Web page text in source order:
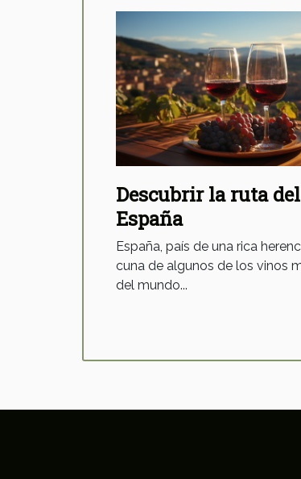
Descubrir la ruta
España
España, país de una rica
cuna de algunos de los vinos
del mundo...